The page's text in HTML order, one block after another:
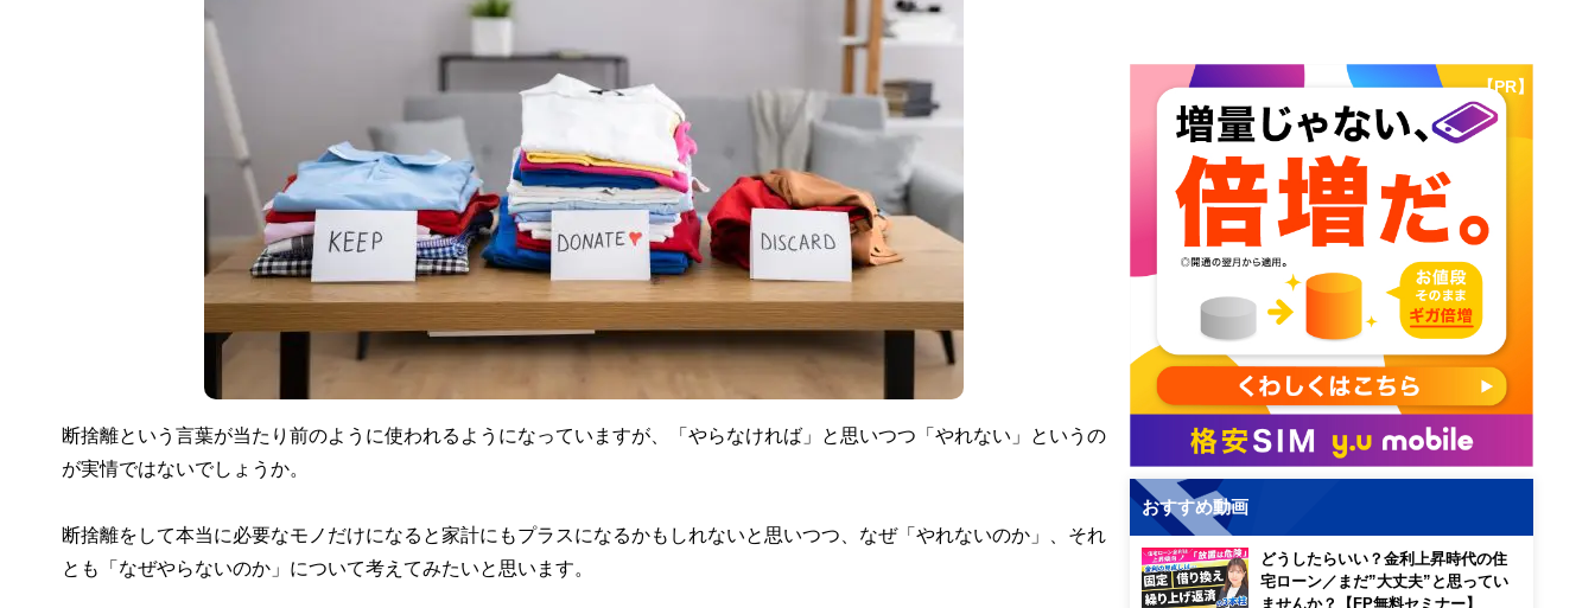
断捨離という言葉が当たり前のように使われるようになっていますが、「やらなければ」と思いつつ「やれない」というの
が実情ではないでしょうか。
断捨離をして本当に必要なモノだけになると家計にもプラスになるかもしれないと思いつつ、なぜ「やれないのか」、それ
とも「なぜやらないのか」について考えてみたいと思います。
【PR】
おすすめ動画
どうしたらいい？金利上昇時代の住
宅ローン／まだ”大丈夫”と思ってい
ませんか？【FP無料セミナー】